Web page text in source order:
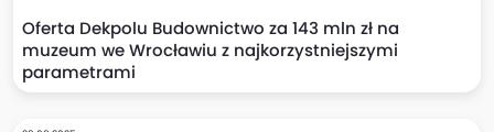
Oferta Dekpolu Budownictwo za 143 mln zł na
muzeum we Wrocławiu z najkorzystniejszymi
parametrami